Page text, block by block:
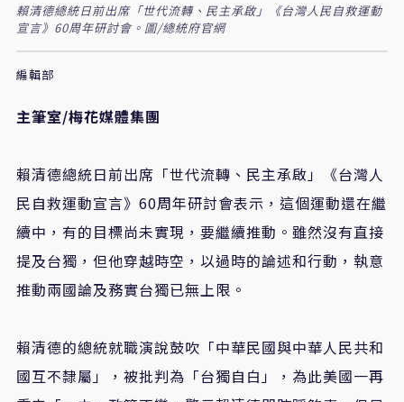
賴清德總統日前出席「世代流轉、民主承啟」《台灣人民自救運動
宣言》60周年研討會。圖/總統府官網
編輯部
主筆室/梅花媒體集團
賴清德總統日前出席「世代流轉、民主承啟」《台灣人
民自救運動宣言》60周年研討會表示，這個運動還在繼
續中，有的目標尚未實現，要繼續推動。雖然沒有直接
提及台獨，但他穿越時空，以過時的論述和行動，執意
推動兩國論及務實台獨已無上限。
賴清德的總統就職演說鼓吹「中華民國與中華人民共和
國互不隸屬」，被批判為「台獨自白」，為此美國一再